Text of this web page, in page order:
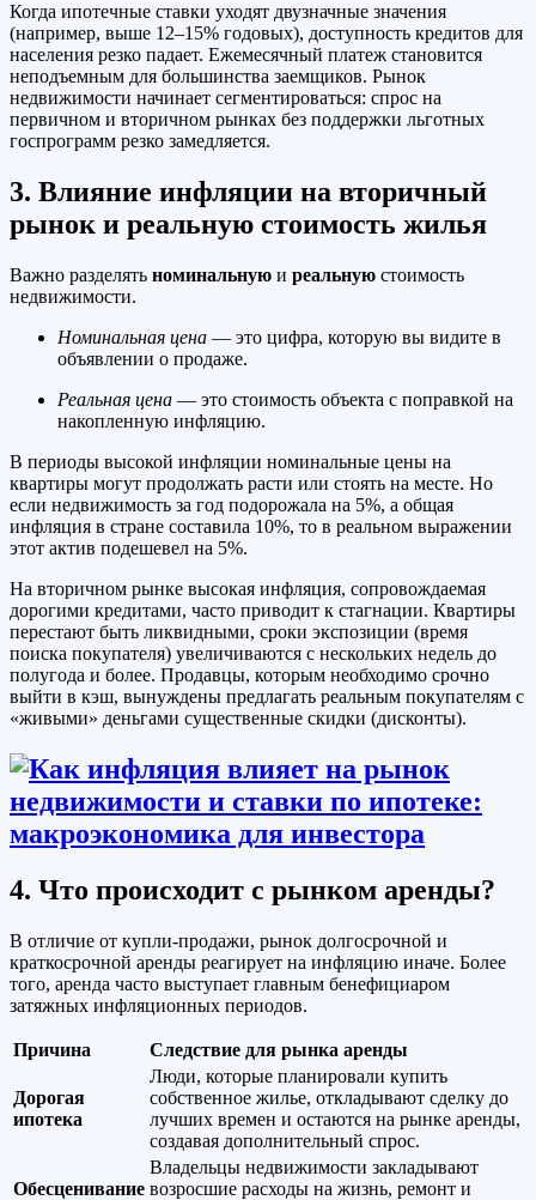
Когда ипотечные ставки уходят двузначные значения
(например, выше 12–15% годовых), доступность кредитов для
населения резко падает. Ежемесячный платеж становится
неподъемным для большинства заемщиков. Рынок
недвижимости начинает сегментироваться: спрос на
первичном и вторичном рынках без поддержки льготных
госпрограмм резко замедляется.
3. Влияние инфляции на вторичный
рынок и реальную стоимость жилья
Важно разделять номинальную и реальную стоимость
недвижимости.
Номинальная цена — это цифра, которую вы видите в
объявлении о продаже.
Реальная цена — это стоимость объекта с поправкой на
накопленную инфляцию.
В периоды высокой инфляции номинальные цены на
квартиры могут продолжать расти или стоять на месте. Но
если недвижимость за год подорожала на 5%, а общая
инфляция в стране составила 10%, то в реальном выражении
этот актив подешевел на 5%.
На вторичном рынке высокая инфляция, сопровождаемая
дорогими кредитами, часто приводит к стагнации. Квартиры
перестают быть ликвидными, сроки экспозиции (время
поиска покупателя) увеличиваются с нескольких недель до
полугода и более. Продавцы, которым необходимо срочно
выйти в кэш, вынуждены предлагать реальным покупателям с
«живыми» деньгами существенные скидки (дисконты).
4. Что происходит с рынком аренды?
В отличие от купли-продажи, рынок долгосрочной и
краткосрочной аренды реагирует на инфляцию иначе. Более
того, аренда часто выступает главным бенефициаром
затяжных инфляционных периодов.
Причина Следствие для рынка аренды
Дорогая
ипотека
Люди, которые планировали купить
собственное жилье, откладывают сделку до
лучших времен и остаются на рынке аренды,
создавая дополнительный спрос.
Обесценивание
Владельцы недвижимости закладывают
возросшие расходы на жизнь, ремонт и